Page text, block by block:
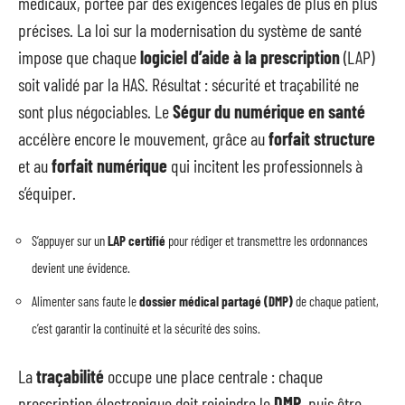
précises. La loi sur la modernisation du système de santé
impose que chaquelogiciel d’aide à la prescription(LAP)
soit validé par la HAS. Résultat : sécurité et traçabilité ne
sont plus négociables. LeSégur du numérique en santé
accélère encore le mouvement, grâce auforfait structure
et auforfait numérique qui incitent les professionnels à
s’équiper.
S’appuyer sur unLAP certifié pour rédiger et transmettre les ordonnances
devient une évidence.
Alimenter sans faute ledossier médical partagé (DMP)de chaque patient,
c’est garantir la continuité et la sécurité des soins.
Latraçabilité occupe une place centrale : chaque